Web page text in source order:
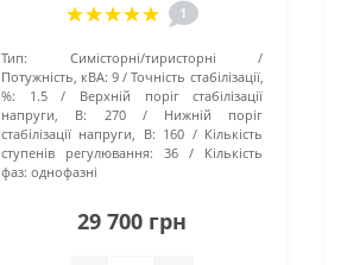
1
Тип:
Симісторні/тиристорні
Потужність, кВА: 9
Точність стабілізації,
%:
1.5
Верхній поріг стабілізації
напруги, В:
270
Нижній поріг
стабілізації напруги, В: 160
Кількість
ступенів регулювання:
36
Кількість
фаз: однофазні
29 700 грн